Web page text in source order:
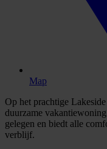
Map
Op het prachtige
duurzame
gelegen en biedt alle
verblijf.